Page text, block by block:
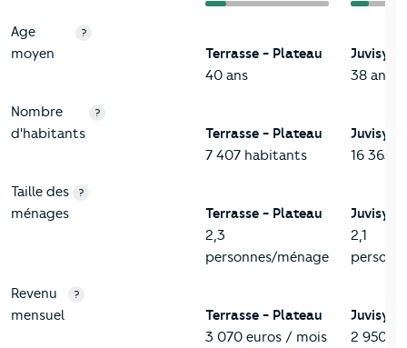
Age
moyen
?
Terrasse - Plateau
40 ans
Juvisy-
38 ans
Nombre
d'habitants
?
Terrasse - Plateau
7 407 habitants
Juvisy-
16 365
Taille des
ménages
?
Terrasse - Plateau
2,3
personnes/ménage
Juvisy-
2,1
Revenu
mensuel
?
Terrasse - Plateau
3 070 euros / mois
Juvisy-
2 950